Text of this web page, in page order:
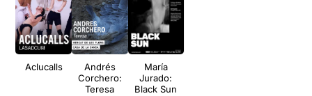
Aclucalls
Andrés
Corchero:
Teresa
María
Jurado:
Black Sun